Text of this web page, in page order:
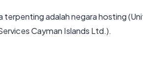
terpenting adalah negara hosting
Cayman Islands Ltd.).